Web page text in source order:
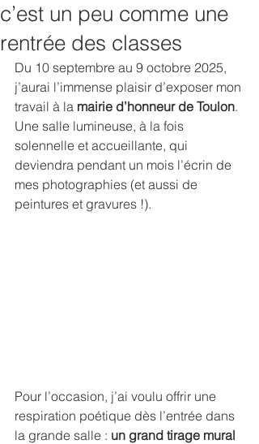
c’est un peu comme une
rentrée des classes
Du 10 septembre au 9 octobre 2025,
j’aurai l’immense plaisir d’exposer mon
travail à la mairie d’honneur de Toulon.
Une salle lumineuse, à la fois
solennelle et accueillante, qui
deviendra pendant un mois l’écrin de
mes photographies (et aussi de
peintures et gravures !).
Pour l’occasion, j’ai voulu offrir une
respiration poétique dès l’entrée dans
la grande salle : un grand tirage mural